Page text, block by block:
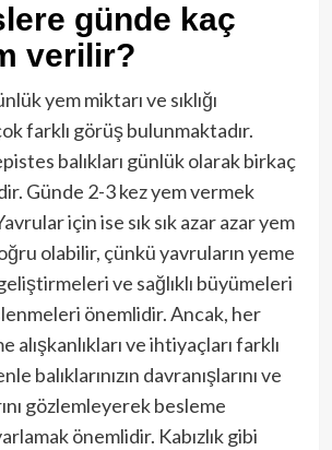
günde kaç
verilir?
yem miktarı ve sıklığı
farklı görüş bulunmaktadır.
balıkları günlük olarak birkaç
Günde 2-3 kez yem vermek
için ise sık sık azar azar yem
olabilir, çünkü yavruların yeme
geliştirmeleri ve sağlıklı büyümeleri
önemlidir. Ancak, her
alışkanlıkları ve ihtiyaçları farklı
balıklarınızın davranışlarını ve
gözlemleyerek besleme
önemlidir. Kabızlık gibi